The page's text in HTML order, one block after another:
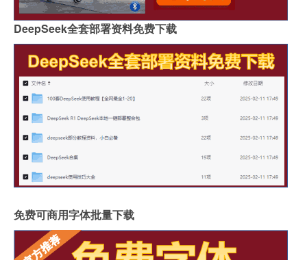
DeepSeek全套部署资料免费下载
免费可商用字体批量下载